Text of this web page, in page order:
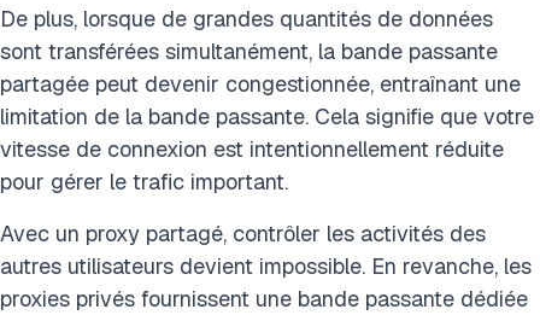
De plus, lorsque de grandes quantités de données
sont transférées simultanément, la bande passante
partagée peut devenir congestionnée, entraînant une
limitation de la bande passante. Cela signifie que votre
vitesse de connexion est intentionnellement réduite
pour gérer le trafic important.
Avec un proxy partagé, contrôler les activités des
autres utilisateurs devient impossible. En revanche, les
proxies privés fournissent une bande passante dédiée